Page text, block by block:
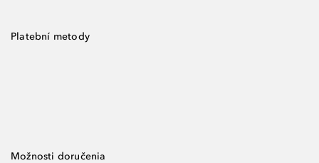
Platební metody
Možnosti doručenia